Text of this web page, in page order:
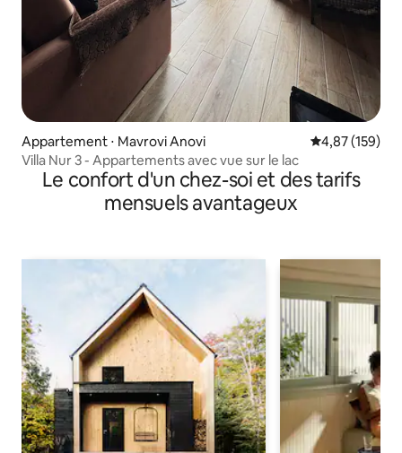
Appartement ⋅ Mavrovi Anovi Évaluation
4,87 (159)
Villa Nur 3 - Appartements avec vue sur le lac
Le confort d'un chez-soi et des tarifs
mensuels avantageux